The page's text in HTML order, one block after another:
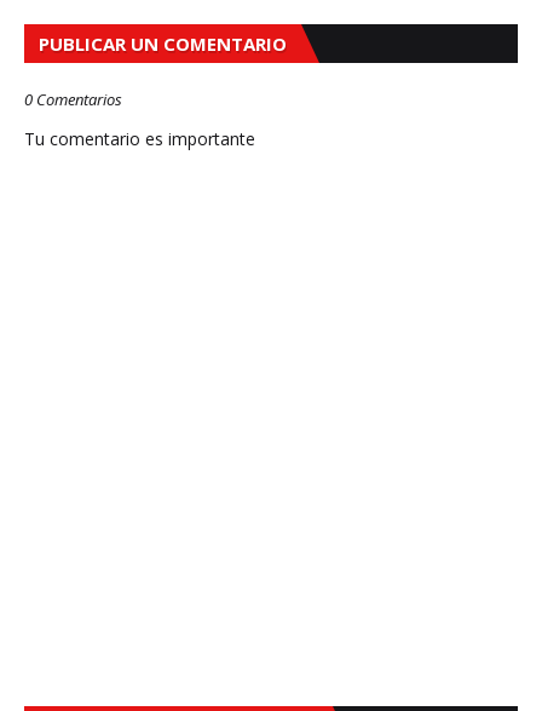
PUBLICAR UN COMENTARIO
0 Comentarios
Tu comentario es importante